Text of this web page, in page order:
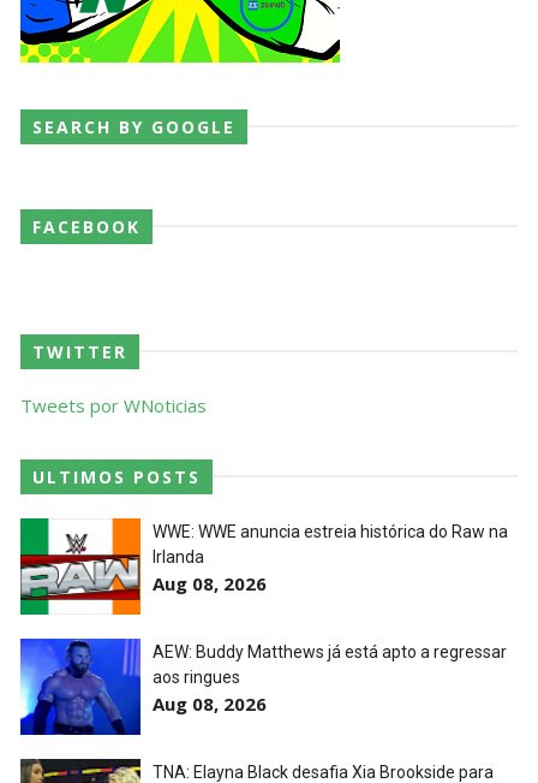
AEW Dynamite 29JUL26
Unknown - Jul 30 2026
WWE NXT 28 JULY 2026
Unknown-Jul 29 2026
Throwback: The Rock vs Brock Lesnar:
SummerSlam 2002 - Undisputed WWE
Championship Match
SCSA867-Jul 28 2026
WWE Monday Night Raw 27 July 2026
AEW Redemption 2026
Unknown-Jul 27 2026
SEARCH BY GOOGLE
FACEBOOK
TWITTER
Tweets por WNoticias
ULTIMOS POSTS
WWE: WWE anuncia estreia histórica do Raw na
Irlanda
Aug 08, 2026
AEW: Buddy Matthews já está apto a regressar
aos ringues
Aug 08, 2026
TNA: Elayna Black desafia Xia Brookside para